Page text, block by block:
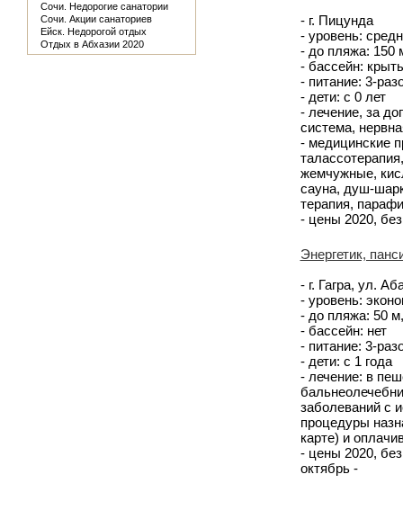
Сочи. Недорогие санатории
Сочи. Акции санаториев
Ейск. Недорогой отдых
Отдых в Абхазии 2020
- г. Пицунда
- уровень:
- до пляжа: 150
- бассейн:
- питание: 3-
- дети: с 0 лет
- лечение, за
система,
- медицинские
жемчужные,
сауна, душ-
терапия,
- цены 2020,
Энергетик,
- г. Гагра, ул.
- уровень:
- до пляжа: 50
- бассейн: нет
- питание: 3-
- дети: с 1 года
- лечение: в
заболеваний с
процедуры
карте) и
- цены 2020,
октябрь -